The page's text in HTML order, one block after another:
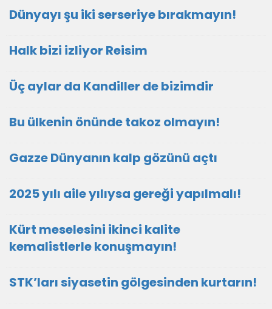
Dünyayı şu iki serseriye bırakmayın!
Halk bizi izliyor Reisim
Üç aylar da Kandiller de bizimdir
Bu ülkenin önünde takoz olmayın!
Gazze Dünyanın kalp gözünü açtı
2025 yılı aile yılıysa gereği yapılmalı!
Kürt meselesini ikinci kalite
kemalistlerle konuşmayın!
STK’ları siyasetin gölgesinden kurtarın!